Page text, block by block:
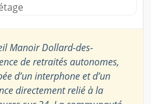
Manoir Dollard-des-
de retraités autonomes,
d’un interphone et d’un
directement relié à la